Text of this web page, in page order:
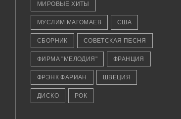
МИРОВЫЕ ХИТЫ
МУСЛИМ МАГОМАЕВ США
СБОРНИК СОВЕТСКАЯ ПЕСНЯ
ФИРМА "МЕЛОДИЯ" ФРАНЦИЯ
ФРЭНК ФАРИАН ШВЕЦИЯ
ДИСКО РОК